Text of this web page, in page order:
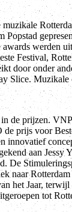
werden
Festival,
door onder
Slice.
de prijzen.
prijs voor
innovatief
aan Jessy
De
naar
het Jaar,
tot